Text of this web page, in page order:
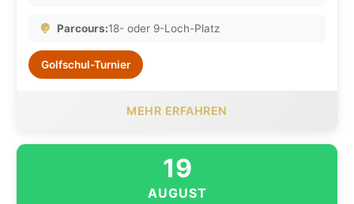
Parcours:18- oder 9-Loch-Platz
Golfschul-Turnier
MEHR ERFAHREN
19
AUGUST